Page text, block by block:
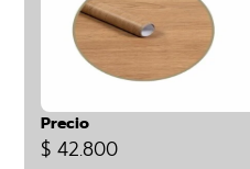
Precio
$ 42.800